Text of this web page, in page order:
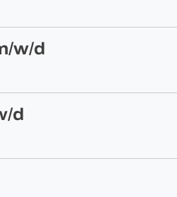
w/d
d